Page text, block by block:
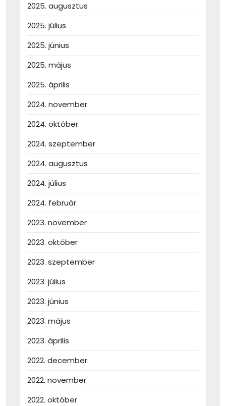
2025. augusztus
2025. július
2025. június
2025. május
2025. április
2024. november
2024. október
2024. szeptember
2024. augusztus
2024. július
2024. február
2023. november
2023. október
2023. szeptember
2023. július
2023. június
2023. május
2023. április
2022. december
2022. november
2022. október